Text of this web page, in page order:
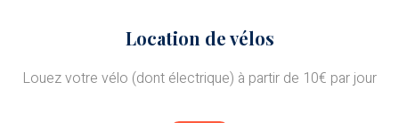
Location de vélos
Louez votre vélo (dont électrique) à partir de 10€ par jour